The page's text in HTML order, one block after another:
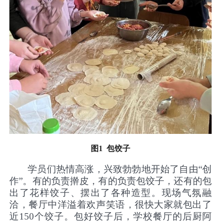
图1 包饺子
学员们热情高涨，兴致勃勃地开始了自由“创
作”。有的负责擀皮，有的负责包饺子，还有的包
出了花样饺子、摆出了各种造型。现场气氛融
洽，餐厅中洋溢着欢声笑语，很快大家就包出了
近150个饺子。包好饺子后，学校餐厅的后厨阿